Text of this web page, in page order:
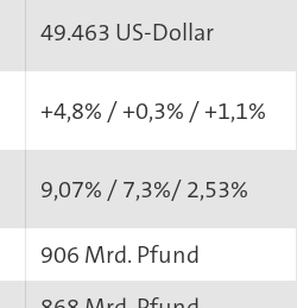
49.463 US-Dollar
+4,8% / +0,3% / +1,1%
9,07% / 7,3%/ 2,53%
906 Mrd. Pfund